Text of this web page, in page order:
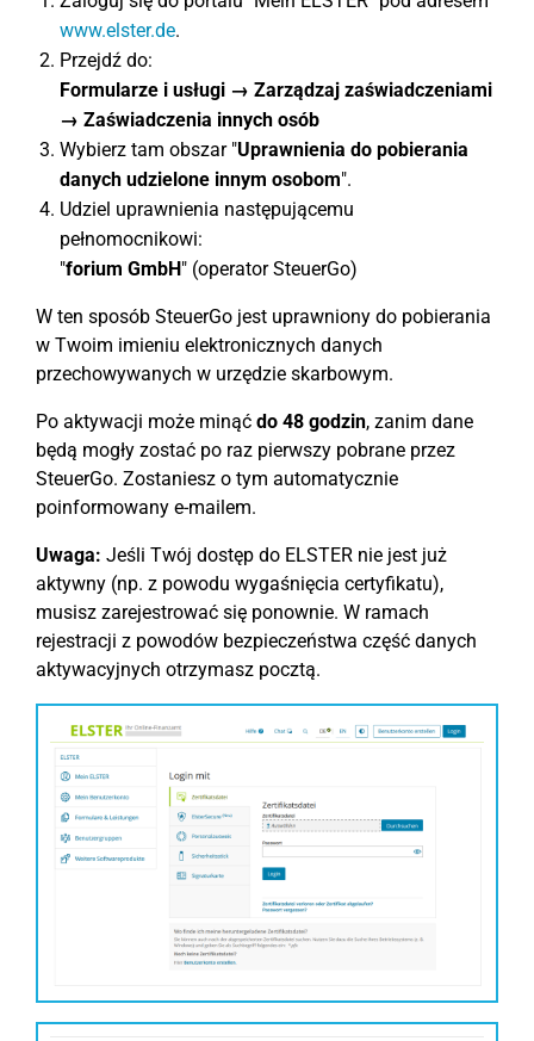
www.elster.de.
Przejdź do:
Formularze i usługi → Zarządzaj zaświadczeniami
→ Zaświadczenia innych osób
Wybierz tam obszar "Uprawnienia do pobierania
danych udzielone innym osobom".
Udziel uprawnienia następującemu
pełnomocnikowi:
"forium GmbH " (operator SteuerGo)
W ten sposób SteuerGo jest uprawniony do pobierania
w Twoim imieniu elektronicznych danych
przechowywanych w urzędzie skarbowym.
Po aktywacji może minąć do 48 godzin, zanim dane
będą mogły zostać po raz pierwszy pobrane przez
SteuerGo. Zostaniesz o tym automatycznie
poinformowany e-mailem.
Uwaga: Jeśli Twój dostęp do ELSTER nie jest już
aktywny (np. z powodu wygaśnięcia certyfikatu),
musisz zarejestrować się ponownie. W ramach
rejestracji z powodów bezpieczeństwa część danych
aktywacyjnych otrzymasz pocztą.